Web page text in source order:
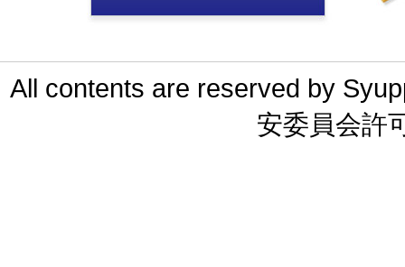
All contents are reserved by
安委員会許